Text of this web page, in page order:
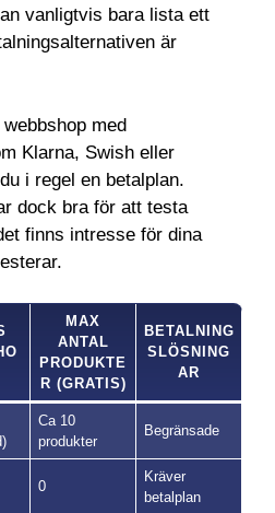
vanligtvis bara lista ett
är
med
Klarna, Swish eller
i regel en betalplan.
dock bra för att testa
finns intresse för dina
MAX
ANTAL
PRODUKTE
R (GRATIS)
BETALNING
SLÖSNING
AR
Ca 10
produkter
Begränsade
0
Kräver
betalplan